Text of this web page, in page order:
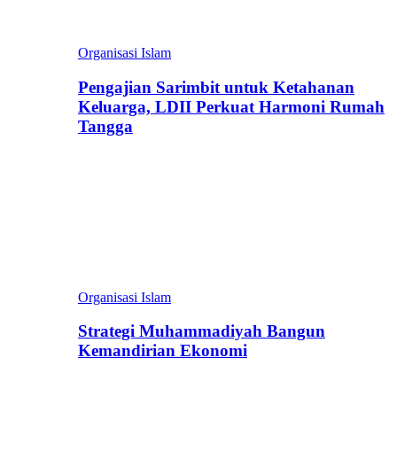
Organisasi Islam
Pengajian Sarimbit untuk Ketahanan
Keluarga, LDII Perkuat Harmoni Rumah
Tangga
Organisasi Islam
Strategi Muhammadiyah Bangun
Kemandirian Ekonomi